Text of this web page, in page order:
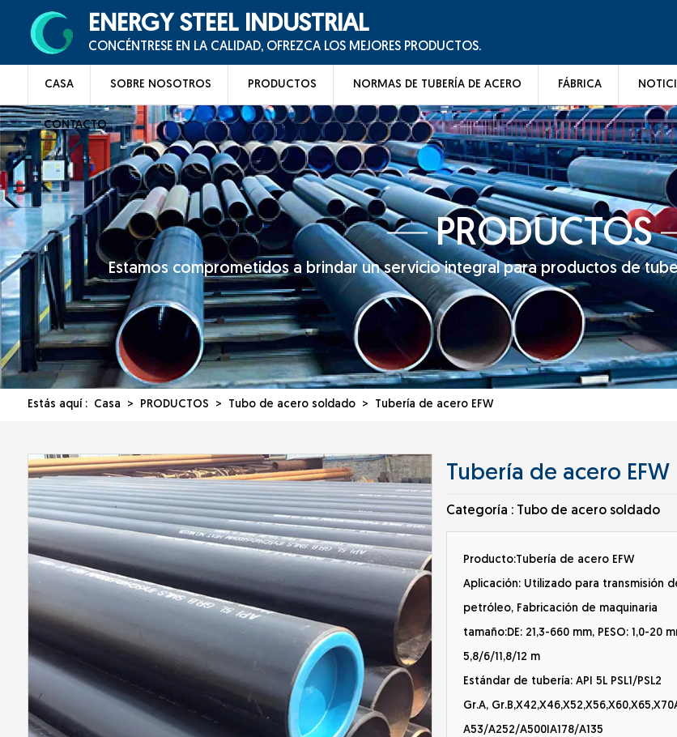
ENERGY STEEL INDUSTRIAL
CONCÉNTRESE EN LA CALIDAD, OFREZCA LOS MEJORES PRODUCTOS.
CASA SOBRE NOSOTROS PRODUCTOS NORMAS DE TUBERÍA DE ACERO FÁBRICA
CONTACTO
PRODUCTOS
Estamos comprometidos a brindar un servicio integral para productos de
Estás aquí : Casa > PRODUCTOS > Tubo de acero soldado> Tubería de acero EFW
Tubería de acero EFW
Categoría : Tubo de acero soldado
Producto:Tubería de acero EFW
Aplicación: Utilizado para transmisión
petróleo, Fabricación de maquinaria
tamaño:DE: 21,3-660 mm, PESO: 1,0-20
5,8/6/11,8/12 m
Estándar de tubería: API 5L PSL1/PSL2
Gr.A,
A53/A252/A500IA178/A135